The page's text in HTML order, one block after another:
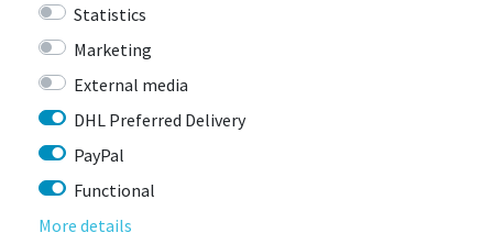
Größentabelle
Größe
47
51
Statistics
Marketing
External media
DHL Preferred Delivery
PayPal
Functional
More details